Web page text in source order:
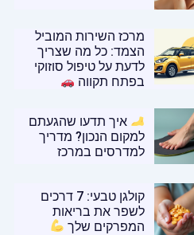
מרכז השירות המוביל
הצמד: כל מה שצריך
לדעת על טיפול סוזוקי
בפתח תקווה
איך תדעו שהגעתם
למקום הנכון? מדריך
למדרסים במרכז
קולגן טבעי: 7 דרכים
לשפר את בריאות
המפרקים שלך